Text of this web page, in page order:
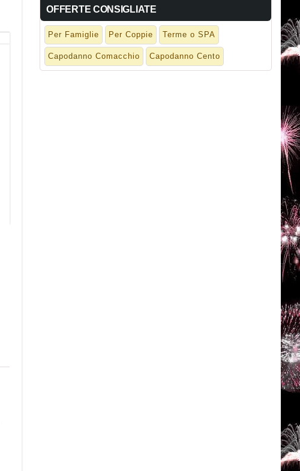
OFFERTE CONSIGLIATE
Per Famiglie Per Coppie Terme o SPA
Capodanno Comacchio Capodanno Cento